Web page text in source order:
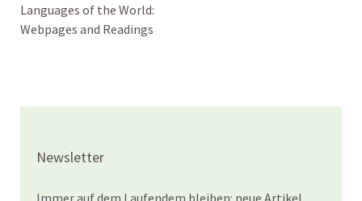
Languages of the World:
Webpages and Readings
Newsletter
Immer auf dem Laufendem bleiben: neue Artikel,